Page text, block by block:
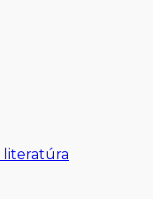
literatúra